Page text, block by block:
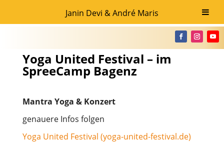
Janin Devi & André Maris
Yoga United Festival – im
SpreeCamp Bagenz
Mantra Yoga & Konzert
genauere Infos folgen
Yoga United Festival (yoga-united-festival.de)